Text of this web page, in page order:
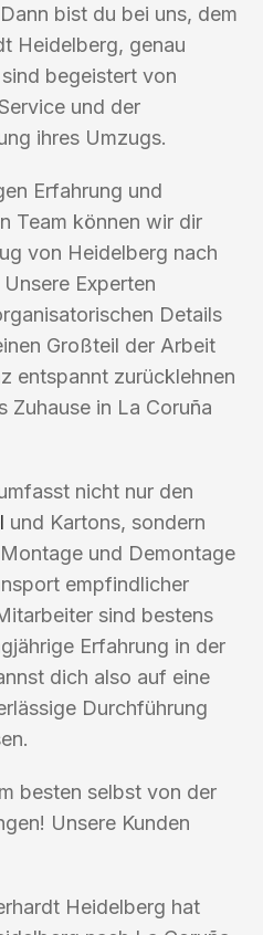
bist du bei uns, dem
Heidelberg, genau
begeistert von
und der
ihres Umzugs.
Erfahrung und
Team können wir dir
von Heidelberg nach
Experten
Details
Großteil der Arbeit
entspannt zurücklehnen
Zuhause in La Coruña
nicht nur den
und Kartons, sondern
und Demontage
empfindlicher
sind bestens
Erfahrung in der
dich also auf eine
Durchführung
besten selbst von der
Unsere Kunden
Heidelberg hat